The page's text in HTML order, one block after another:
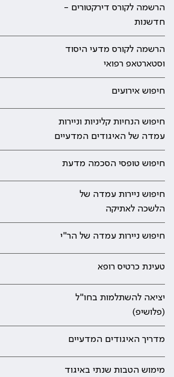
הרשמה לקורס דירקטורים -
חדשנות
הרשמה לקורס מדעי היסוד
וסטארטאפ רפואי
חיפוש אירועים
חיפוש הנחיות קליניות וניירות
עמדה של האיגודים המדעיים
חיפוש טופסי הסכמה מדעת
חיפוש ניירות עמדה של
הלשכה לאתיקה
חיפוש ניירות עמדה של הר"י
טעינת כרטיס רופא
יציאה להשתלמות בחו"ל
(פלושיפ)
מדריך האיגודים המדעיים
מימוש הטבות שנתי באיגוד